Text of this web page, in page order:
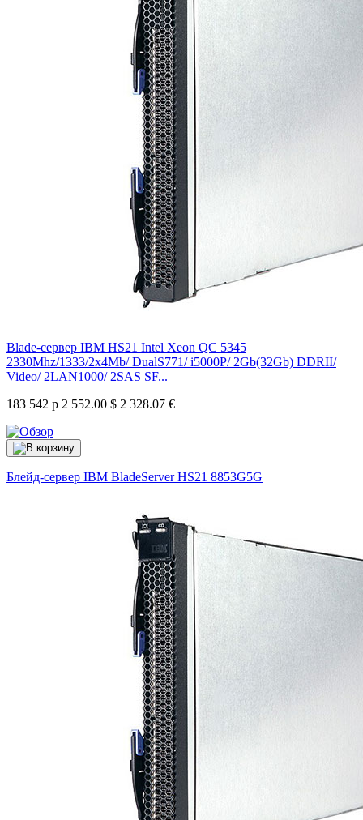
Blade-сервер IBM HS21 Intel Xeon QC 5345
2330Mhz/1333/2x4Mb/ DualS771/ i5000P/ 2Gb(32Gb) DDRII/
Video/ 2LAN1000/ 2SAS SF...
183 542 р 2 552.00 $ 2 328.07 €
Блейд-сервер IBM BladeServer HS21 8853G5G